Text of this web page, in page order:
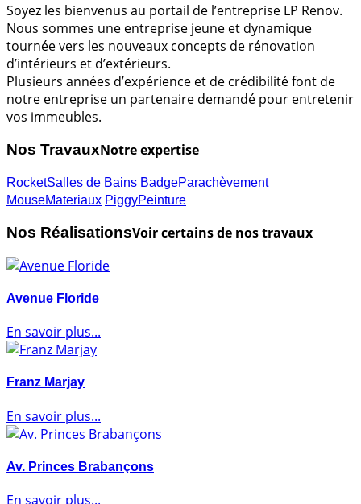
Soyez les bienvenus au portail de l’entreprise LP Renov.
Nous sommes une entreprise jeune et dynamique
tournée vers les nouveaux concepts de rénovation
d’intérieurs et d’extérieurs.
Plusieurs années d’expérience et de crédibilité font de
notre entreprise un partenaire demandé pour entretenir
vos immeubles.
Nos TravauxNotre expertise
RocketSalles de Bains BadgeParachèvement
MouseMateriaux PiggyPeinture
Nos RéalisationsVoir certains de nos travaux
Avenue Floride
En savoir plus...
Franz Marjay
En savoir plus...
Av. Princes Brabançons
En savoir plus...